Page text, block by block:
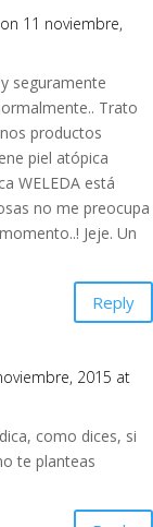
on 11 noviembre,
seguramente
Trato
productos
piel atópica
WELEDA está
no me preocupa
Jeje. Un
Reply
2015 at
como dices, si
te planteas